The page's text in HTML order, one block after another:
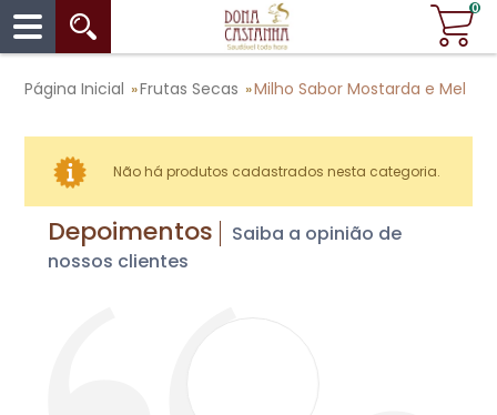
0
Página Inicial »Frutas Secas »Milho Sabor Mostarda e Mel
Não há produtos cadastrados nesta categoria.
Depoimentos
Saiba a opinião de
nossos clientes